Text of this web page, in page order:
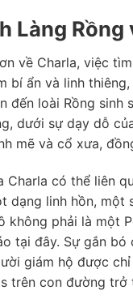
Làng
về Charla, việc
bí ẩn và linh
đến loài Rồng
dưới sự dạy dỗ
mẽ và cổ xưa,
Charla có thể liên
dạng linh hồn,
không phải là một
tại đây. Sự gắn
giám hộ được
trên con đường trở